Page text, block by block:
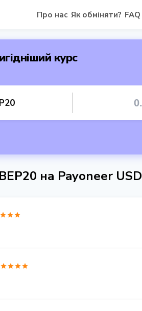
Про нас Як обміняти? FAQ
курс
на Payoneer USD